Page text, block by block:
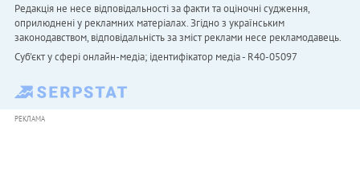
Редакція не несе відповідальності за факти та оціночні судження,
оприлюднені у рекламних матеріалах. Згідно з українським
законодавством, відповідальність за зміст реклами несе рекламодавець.
Cуб'єкт у сфері онлайн-медіа; ідентифікатор медіа - R40-05097
РЕКЛАМА